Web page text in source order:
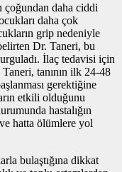
çoğundan daha ciddi
daha çok
grip nedeniyle
Dr. Taneri, bu
İlaç tedavisi için
tanının ilk 24-48
gerektiğine
etkili olduğunu
hastalığın
hatta ölümlere yol
bulaştığına dikkat